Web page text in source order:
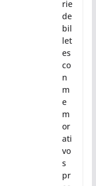
rie
de
bil
let
es
co
n
m
e
m
or
ati
vo
s
pr